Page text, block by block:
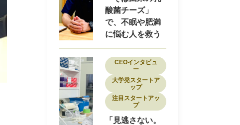
酸菌チーズ」
で、不眠や肥満
に悩む人を救う
CEOインタビュ
ー
大学発スタートア
ップ
注目スタートアッ
プ
「見逃さない。